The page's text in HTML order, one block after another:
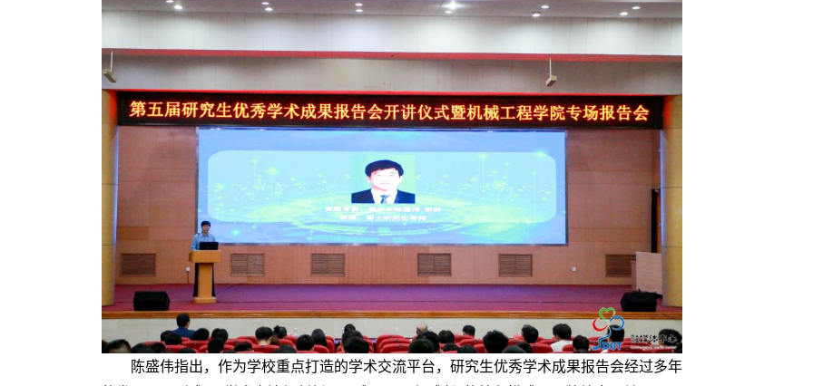
陈盛伟指出，作为学校重点打造的学术交流平台，研究生优秀学术成果报告会经过多年